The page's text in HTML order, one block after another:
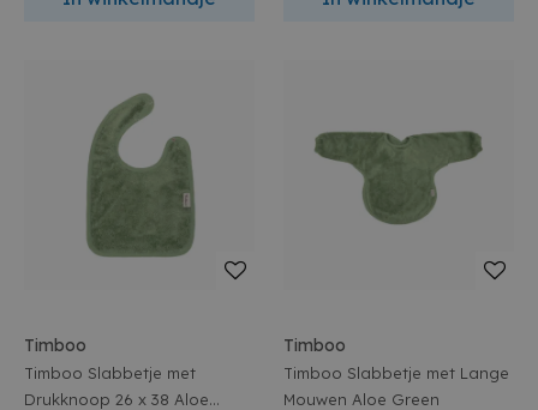
Timboo
Timboo Slabbetje met
Drukknoop 26 x 38 Aloe
Timboo
Timboo Slabbetje met Lange
Mouwen Aloe Green